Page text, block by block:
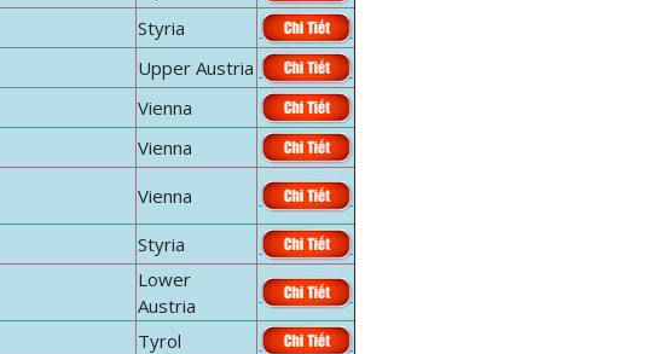
Styria
Upper Austria
Vienna
Vienna
Vienna
Styria
Lower
Austria
Tyrol